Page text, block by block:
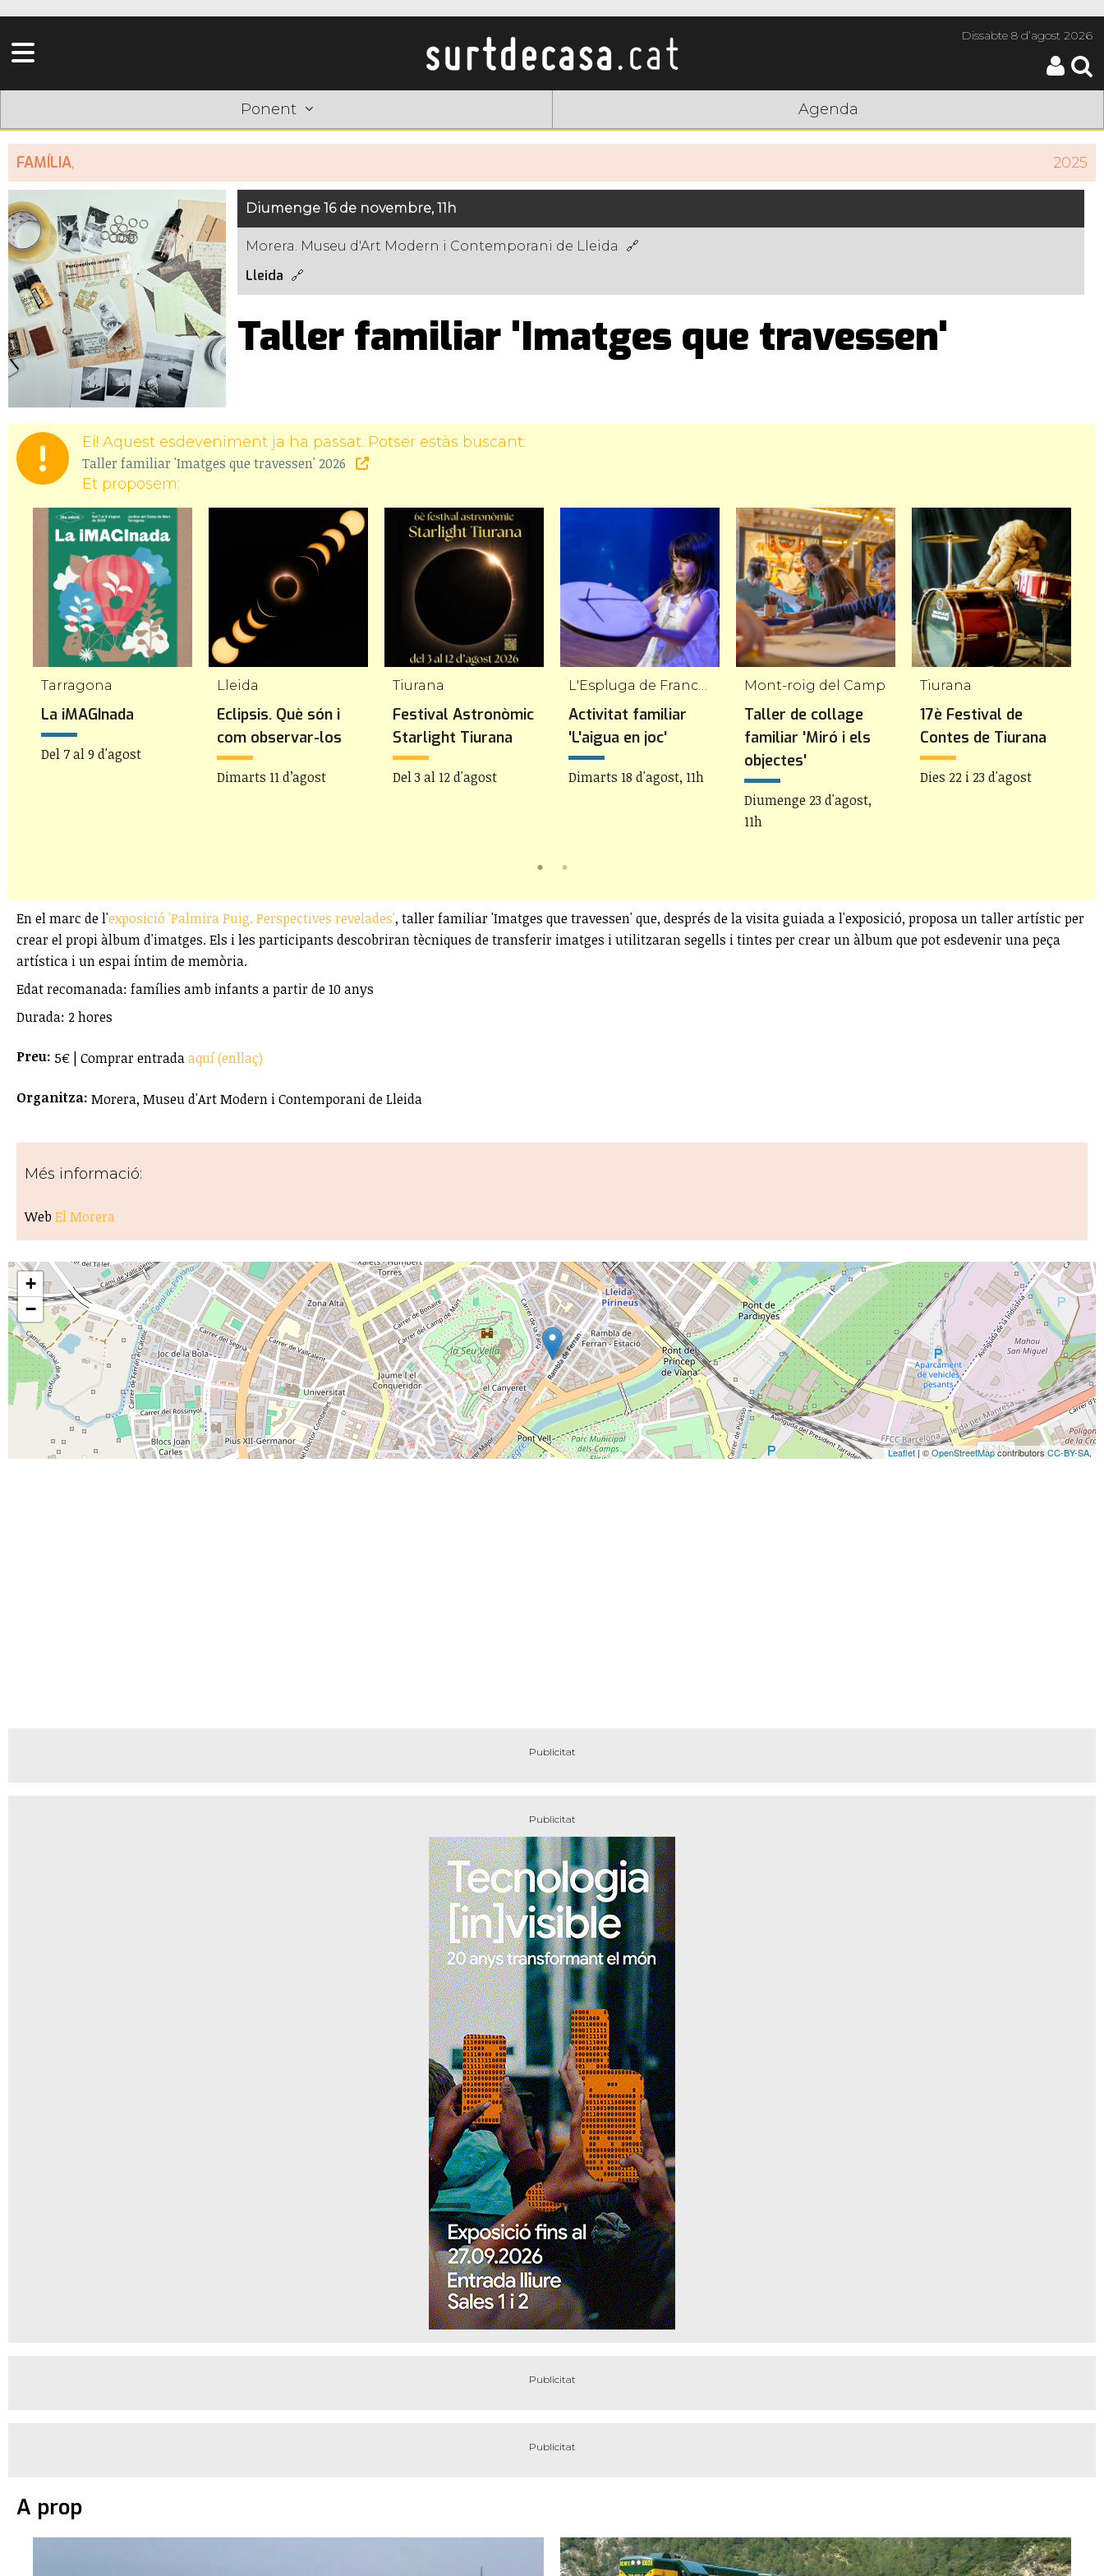
Dissabte8 d’agost 2026
Ponent Agenda
FAMÍLIA, 2025
Diumenge 16 de novembre, 11h
Morera. Museu d'Art Modern i Contemporani de Lleida
Lleida
Taller familiar 'Imatges que travessen'
Ei! Aquest esdeveniment ja ha passat. Potser estàs buscant:
Taller familiar 'Imatges que travessen' 2026
Et proposem:
Tarragona
La iMAGInada
Del 7 al 9 d'agost
Lleida
Eclipsis. Què són i
com observar-los
Dimarts 11 d’agost
Tiurana
Festival Astronòmic
Starlight Tiurana
Del 3 al 12 d'agost
Activitat familiar
'L'aigua en joc'
Dimarts 18 d'agost, 11h
Mont-roig del Camp
Taller de collage
familiar 'Miró i els
objectes'
Diumenge 23 d'agost,
11h
Tiurana
17è Festival de
Contes de Tiurana
Dies 22 i 23 d'agost
En el marc de l'exposició 'Palmira Puig. Perspectives revelades', taller familiar 'Imatges que travessen' que, després de la visita guiada a l'exposició, proposa un taller artístic per
crear el propi àlbum d'imatges. Els i les participants descobriran tècniques de transferir imatges i utilitzaran segells i tintes per crear un àlbum que pot esdevenir una peça
artística i un espai íntim de memòria.
Edat recomanada: famílies amb infants a partir de 10 anys
Durada: 2 hores
Preu: 5€ | Comprar entradaaquí (enllaç)
Organitza: Morera, Museu d'Art Modern i Contemporani de Lleida
Més informació:
WebEl Morera
+
−
Leaflet| ©OpenStreetMapcontributors CC-BY-SA,
A prop